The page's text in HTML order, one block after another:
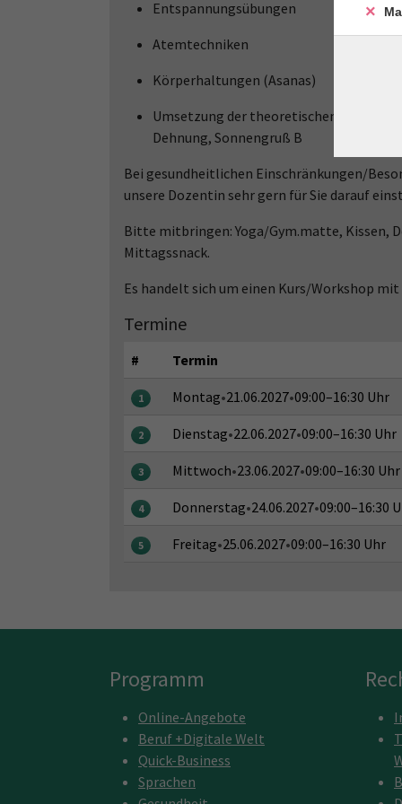
Entspannungsübungen
Atemtechniken
Körperhaltungen (Asanas)
Umsetzung der theoretischen Inhalte in
Dehnung, Sonnengruß B
Bei gesundheitlichen Einschränkungen/
unsere Dozentin sehr gern für Sie darauf
Bitte mitbringen: Yoga/Gym.matte, Kissen,
Mittagssnack.
Es handelt sich um einen Kurs/Workshop
Termine
# Termin
1 Montag•21.06.2027•09:00–16:30 Uhr
2 Dienstag•22.06.2027•09:00–16:30 Uhr
3 Mittwoch•23.06.2027•09:00–16:30 Uhr
4 Donnerstag•24.06.2027•09:00–16:30
5 Freitag•25.06.2027•09:00–16:30 Uhr
Programm
Online-Angebote
Beruf +Digitale Welt
Quick-Business
Sprachen